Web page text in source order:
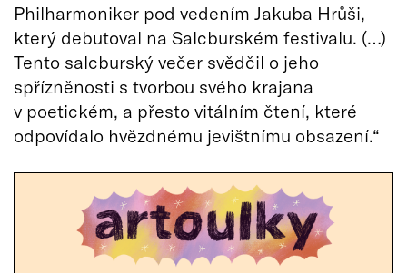
Philharmoniker pod vedením Jakuba Hrůši,
který debutoval na Salcburském festivalu. (…)
Tento salcburský večer svědčil o jeho
spřízněnosti s tvorbou svého krajana
v poetickém, a přesto vitálním čtení, které
odpovídalo hvězdnému jevištnímu obsazení.“